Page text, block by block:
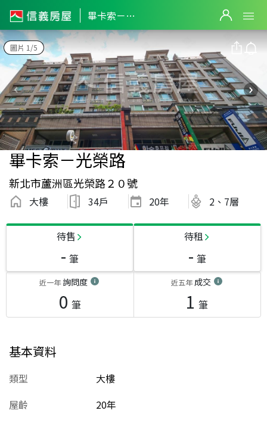
畢卡索－光榮路
圖片 1/5
畢卡索－光榮路
新北市蘆洲區光榮路２０號
大樓 34戶 20年 2、7層
待售
- 筆
待租
- 筆
近一年詢問度
0 筆
近五年成交
1 筆
基本資料
類型
大樓
屋齡
20年